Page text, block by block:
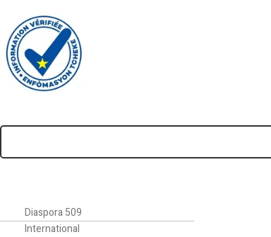
Diaspora 509
International